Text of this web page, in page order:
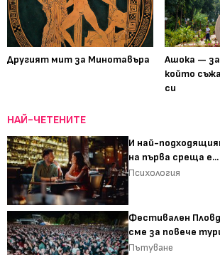
Другият мит за Минотавъра
Ашока —
който
си
НАЙ-ЧЕТЕНИТЕ
И най-
на първа среща е...
Психология
Фестивален
сме за повече
Пътуване